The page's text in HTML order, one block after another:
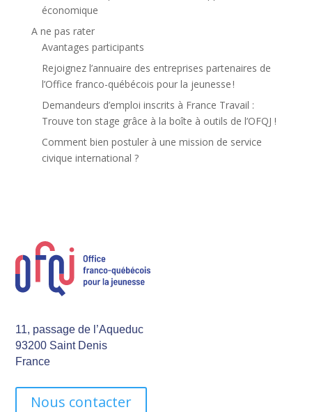
économique
A ne pas rater
Avantages participants
Rejoignez l’annuaire des entreprises partenaires de
l’Office franco-québécois pour la jeunesse !
Demandeurs d’emploi inscrits à France Travail :
Trouve ton stage grâce à la boîte à outils de l’OFQJ !
Comment bien postuler à une mission de service
civique international ?
11, passage de l’Aqueduc
93200 Saint Denis
France
Nous contacter